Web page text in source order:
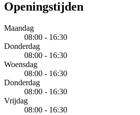
Openingstijden
Maandag
08:00 - 16:30
Donderdag
08:00 - 16:30
Woensdag
08:00 - 16:30
Donderdag
08:00 - 16:30
Vrijdag
08:00 - 16:30